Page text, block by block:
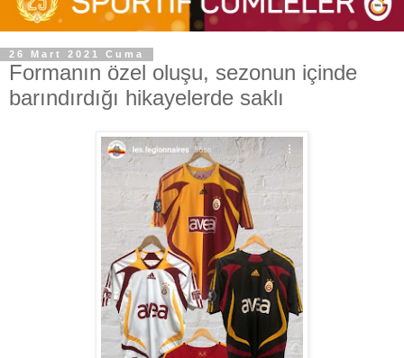
26 Mart 2021 Cuma
Formanın özel oluşu, sezonun içinde
barındırdığı hikayelerde saklı